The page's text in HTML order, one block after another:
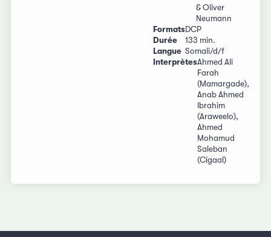
& Oliver
Neumann
FormatsDCP
Durée
133 min.
Langue Somali/d/f
InterprètesAhmed Ali
Farah
(Mamargade),
Anab Ahmed
Ibrahim
(Araweelo),
Ahmed
Mohamud
Saleban
(Cigaal)